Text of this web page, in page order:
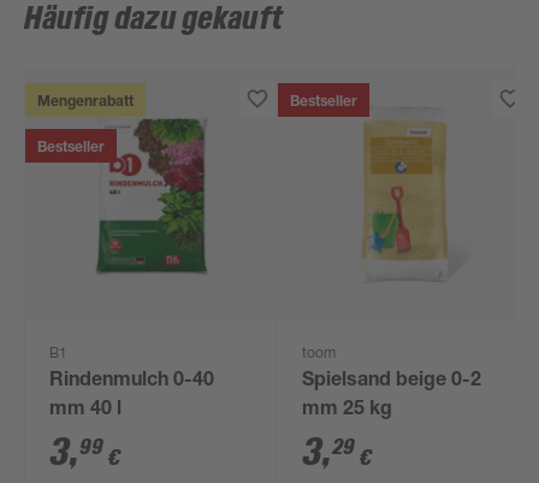
Häufig dazu gekauft
Mengenrabatt
Bestseller
B1
Rindenmulch 0-40
mm 40 l
3,99 €
Bestseller
toom
Spielsand beige 0-2
mm 25 kg
3,29 €